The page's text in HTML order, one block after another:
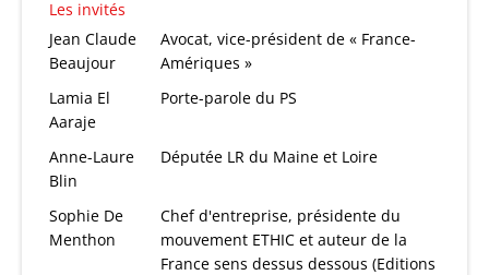
Les invités
Jean Claude
Beaujour
Avocat, vice-président de « France-
Amériques »
Lamia El
Aaraje
Porte-parole du PS
Anne-Laure
Blin
Députée LR du Maine et Loire
Sophie De
Menthon
Chef d'entreprise, présidente du
mouvement ETHIC et auteur de la
France sens dessus dessous (Editions